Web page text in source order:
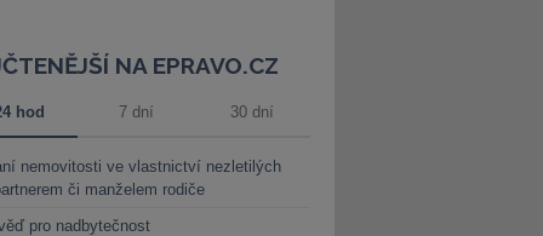
NA EPRAVO.CZ
hod 7 dní 30 dní
nemovitosti ve vlastnictví nezletilých
či manželem rodiče
pro nadbytečnost